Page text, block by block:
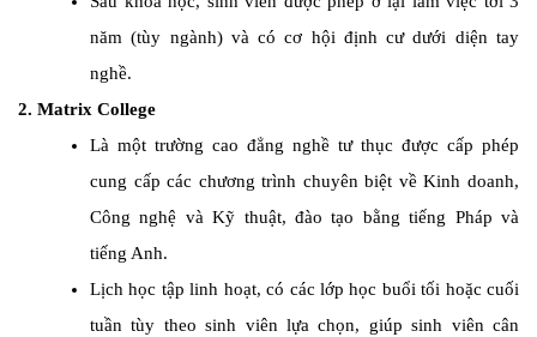
năm (tùy ngành) và có cơ hội định cư dưới diện tay
nghề.
2. Matrix College
Là một trường cao đẳng nghề tư thục được cấp phép
cung cấp các chương trình chuyên biệt về Kinh doanh,
Công nghệ và Kỹ thuật, đào tạo bằng tiếng Pháp và
tiếng Anh.
Lịch học tập linh hoạt, có các lớp học buổi tối hoặc cuối
tuần tùy theo sinh viên lựa chọn, giúp sinh viên cân